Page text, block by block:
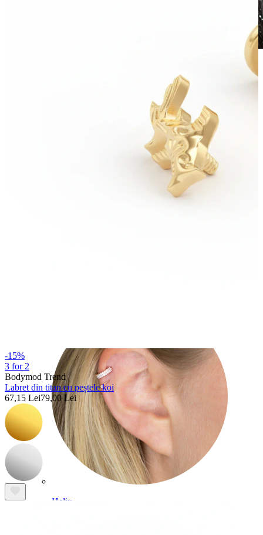
Helix
-15%
3 for 2
Bodymod Trend
Labret din titan cu peștele koi
67,15 Lei79,00 Lei